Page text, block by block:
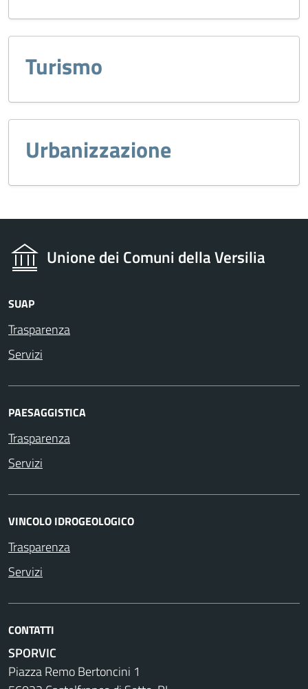
Turismo
Urbanizzazione
Unione dei Comuni della Versilia
SUAP
Trasparenza
Servizi
PAESAGGISTICA
Trasparenza
Servizi
VINCOLO IDROGEOLOGICO
Trasparenza
Servizi
CONTATTI
SPORVIC
Piazza Remo Bertoncini 1